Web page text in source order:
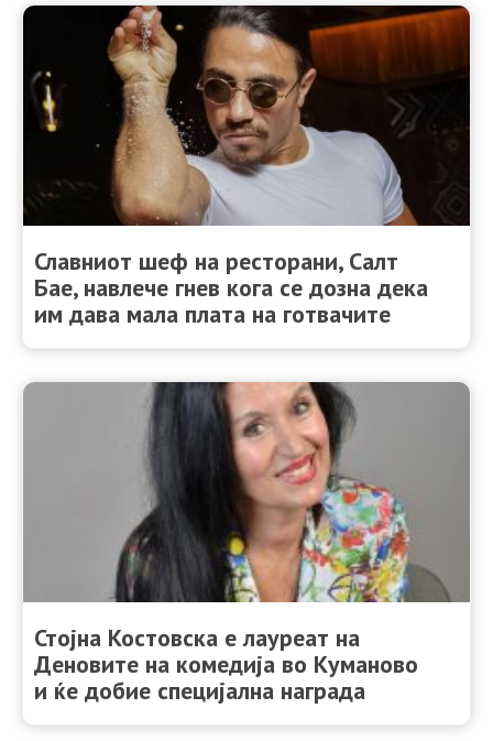
Славниот шеф на ресторани, Салт
Бае, навлече гнев кога се дозна дека
им дава мала плата на готвачите
Стојна Костовска е лауреат на
Деновите на комедија во Куманово
и ќе добие специјална награда